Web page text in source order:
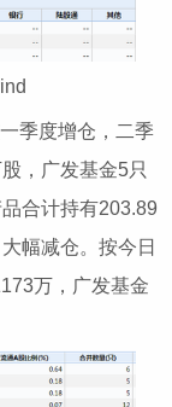
季度增仓，二季
，广发基金5只
合计持有203.89
幅减仓。按今日
万，广发基金